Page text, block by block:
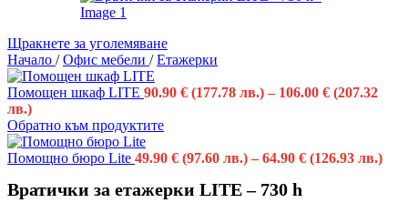
Щракнете за уголемяване
Начало / Офис мебели / Етажерки
Помощен шкаф LITE 90.90 € (177.78 лв.) – 106.00 € (207.32
лв.)
Обратно към продуктите
Помощно бюро Lite 49.90 € (97.60 лв.) – 64.90 € (126.93 лв.)
Вратички за етажерки LITE – 730 h